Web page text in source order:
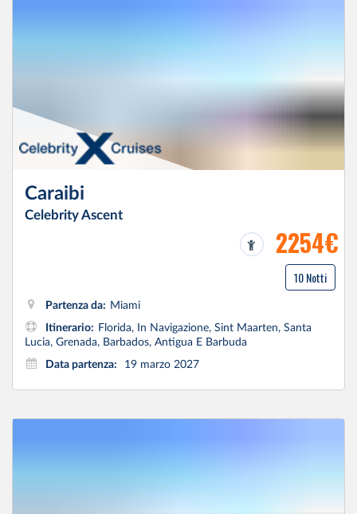
Caraibi
Celebrity Ascent
2254€
10 Notti
Partenza da: Miami
Itinerario: Florida, In Navigazione, Sint Maarten, Santa
Lucia, Grenada, Barbados, Antigua E Barbuda
Data partenza:
19 marzo 2027